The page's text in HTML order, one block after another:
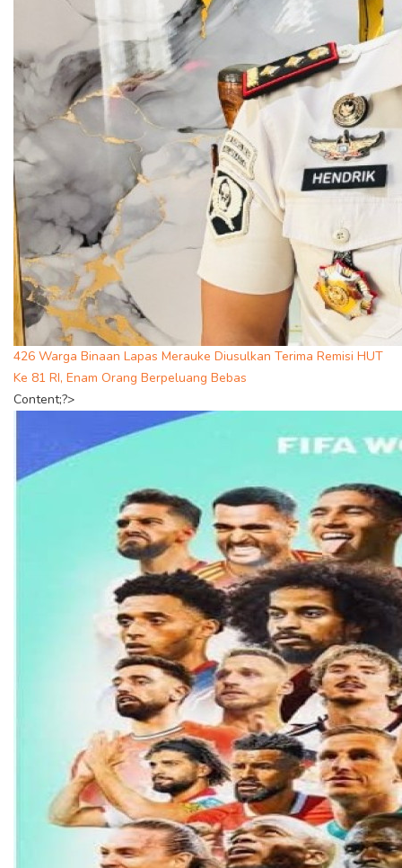
426 Warga Binaan Lapas Merauke Diusulkan Terima Remisi HUT
Ke 81 RI, Enam Orang Berpeluang Bebas
Content;?>